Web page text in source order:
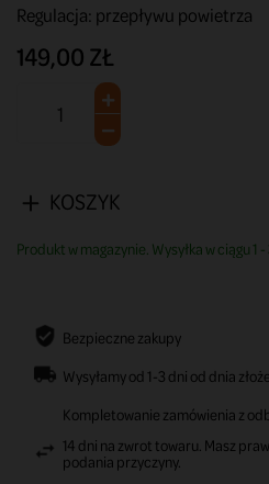
Regulacja: przepływu powietrza
149,00 ZŁ
KOSZYK
Produkt w magazynie. Wysyłka w ciągu 1
Bezpieczne zakupy
Wysyłamy od 1-3 dni od dnia
Kompletowanie zamówienia z
14 dni na zwrot towaru. Masz
podania przyczyny.